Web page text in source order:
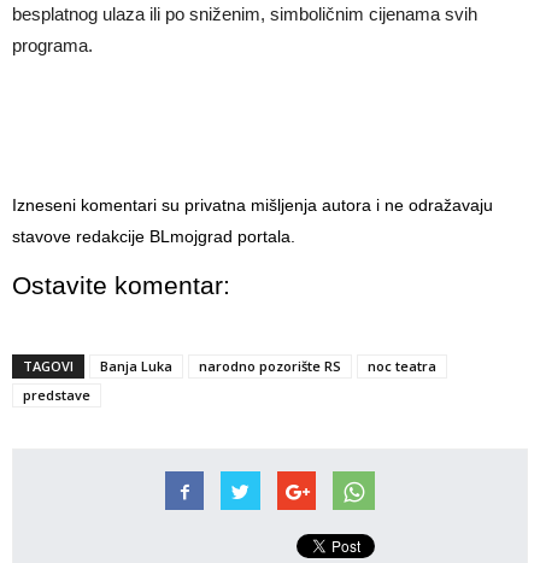
besplatnog ulaza ili po sniženim, simboličnim cijenama svih
programa.
Izneseni komentari su privatna mišljenja autora i ne odražavaju
stavove redakcije BLmojgrad portala.
Ostavite komentar:
TAGOVI Banja Luka narodno pozorište RS
noc teatra
predstave